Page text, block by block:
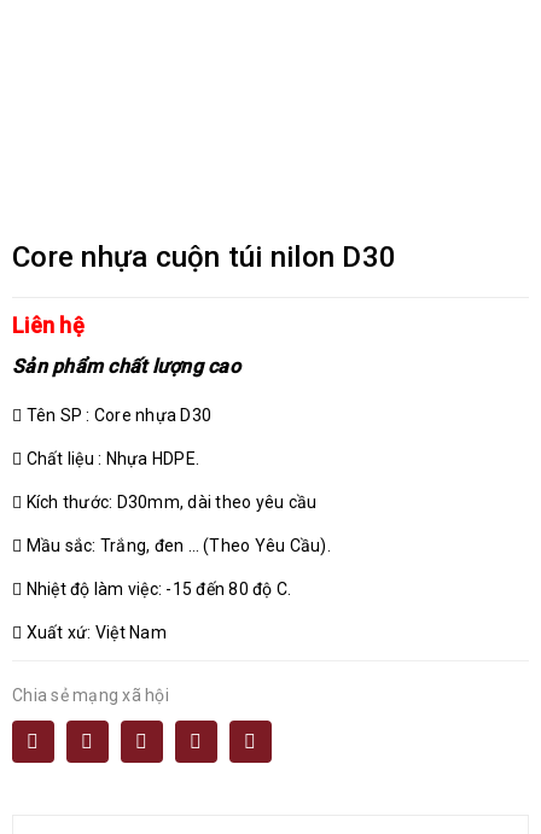
Core nhựa cuộn túi nilon D30
Liên hệ
Sản phẩm chất lượng cao
Tên SP : Core nhựa D30
Chất liệu : Nhựa HDPE.
Kích thước: D30mm, dài theo yêu cầu
Mầu sắc: Trắng, đen … (Theo Yêu Cầu).
Nhiệt độ làm việc: -15 đến 80 độ C.
Xuất xứ: Việt Nam
Chia sẻ mạng xã hội